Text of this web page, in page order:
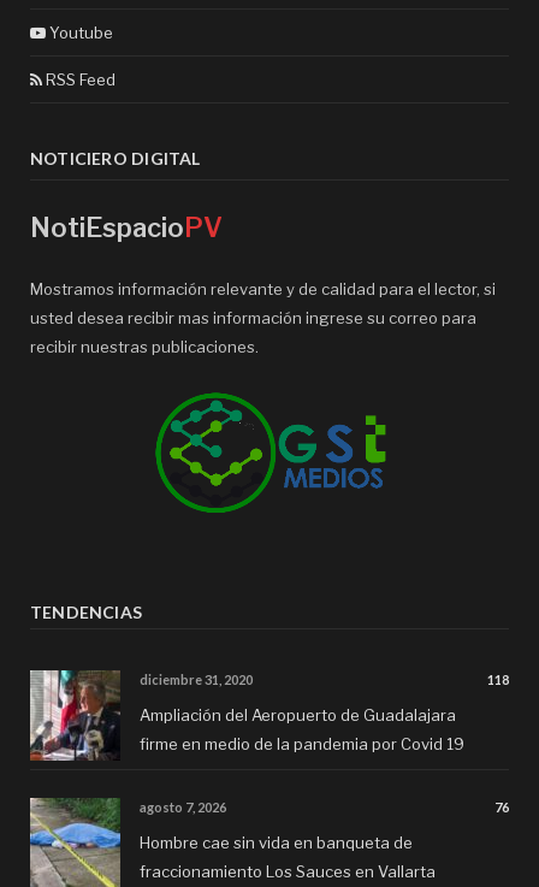
Youtube
RSS Feed
NOTICIERO DIGITAL
NotiEspacioPV
Mostramos información relevante y de calidad para el lector, si
usted desea recibir mas información ingrese su correo para
recibir nuestras publicaciones.
TENDENCIAS
diciembre 31, 2020 118
Ampliación del Aeropuerto de Guadalajara
firme en medio de la pandemia por Covid 19
agosto 7, 2026 76
Hombre cae sin vida en banqueta de
fraccionamiento Los Sauces en Vallarta